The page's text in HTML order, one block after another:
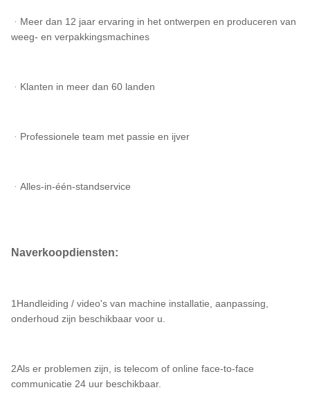
ᆞMeer dan 12 jaar ervaring in het ontwerpen en produceren van
weeg- en verpakkingsmachines
ᆞKlanten in meer dan 60 landen
ᆞProfessionele team met passie en ijver
ᆞAlles-in-één-standservice
Naverkoopdiensten:
1Handleiding / video's van machine installatie, aanpassing,
onderhoud zijn beschikbaar voor u.
2Als er problemen zijn, is telecom of online face-to-face
communicatie 24 uur beschikbaar.